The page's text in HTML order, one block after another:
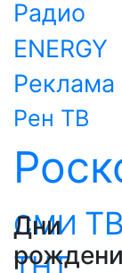
Радио
ENERGY
Реклама
Рен ТВ
СМИ ТВ
Дни